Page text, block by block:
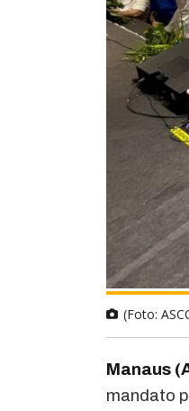
(Foto:
Manaus
mandato